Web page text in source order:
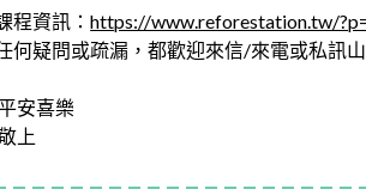
程資訊：https://www.reforestation.tw/
何疑問或疏漏，都歡迎來信/來電或私訊
安喜樂
上